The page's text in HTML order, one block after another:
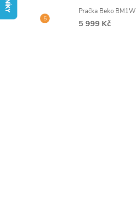
n
Pračka Beko
5 999 Kč